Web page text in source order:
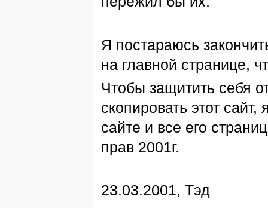
Я постараюсь
на главной странице,
Чтобы защитить себя
скопировать этот
сайте и все его
прав 2001г.
23.03.2001, Тэд